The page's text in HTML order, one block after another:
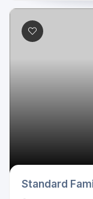
Standard